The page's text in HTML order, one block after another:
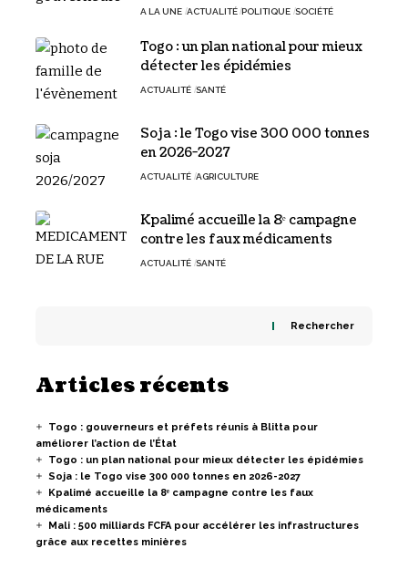
A LA UNE ACTUALITÉ POLITIQUE SOCIÉTÉ
Togo : un plan national pour mieux
détecter les épidémies
ACTUALITÉ SANTÉ
Soja : le Togo vise 300 000 tonnes
en 2026-2027
ACTUALITÉ AGRICULTURE
Kpalimé accueille la 8ᵉ campagne
contre les faux médicaments
ACTUALITÉ SANTÉ
Rechercher
Articles récents
Togo : gouverneurs et préfets réunis à Blitta pour
améliorer l’action de l’État
Togo : un plan national pour mieux détecter les épidémies
Soja : le Togo vise 300 000 tonnes en 2026-2027
Kpalimé accueille la 8ᵉ campagne contre les faux
médicaments
Mali : 500 milliards FCFA pour accélérer les infrastructures
grâce aux recettes minières